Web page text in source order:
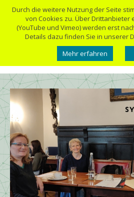
Durch die weitere Nutzung der Seite
von Cookies zu. Über Drittanbieter
(YouTube und Vimeo) werden erst
Details dazu finden Sie in unserer
Mehr erfahren